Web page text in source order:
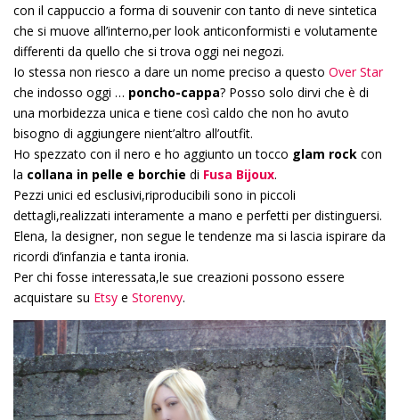
con il cappuccio a forma di souvenir con tanto di neve sintetica
che si muove all’interno,per look anticonformisti e volutamente
differenti da quello che si trova oggi nei negozi.
Io stessa non riesco a dare un nome preciso a questo Over Star
che indosso oggi … poncho-cappa? Posso solo dirvi che è di
una morbidezza unica e tiene così caldo che non ho avuto
bisogno di aggiungere nient’altro all’outfit.
Ho spezzato con il nero e ho aggiunto un tocco glam rock con
la collana in pelle e borchie di Fusa Bijoux.
Pezzi unici ed esclusivi,riproducibili sono in piccoli
dettagli,realizzati interamente a mano e perfetti per distinguersi.
Elena, la designer, non segue le tendenze ma si lascia ispirare da
ricordi d’infanzia e tanta ironia.
Per chi fosse interessata,le sue creazioni possono essere
acquistare su Etsy e Storenvy.